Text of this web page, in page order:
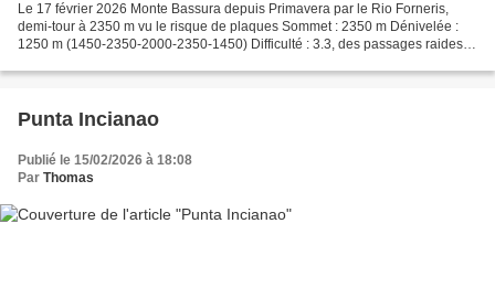
Le 17 février 2026 Monte Bassura depuis Primavera par le Rio Forneris,
demi-tour à 2350 m vu le risque de plaques Sommet : 2350 m Dénivelée :
1250 m (1450-2350-2000-2350-1450) Difficulté : 3.3, des passages raides
Punta Incianao
Publié le 15/02/2026 à 18:08
Par Thomas